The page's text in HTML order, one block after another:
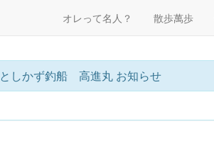
オレって名人？ 散歩萬歩
としかず釣船 高進丸 お知らせ